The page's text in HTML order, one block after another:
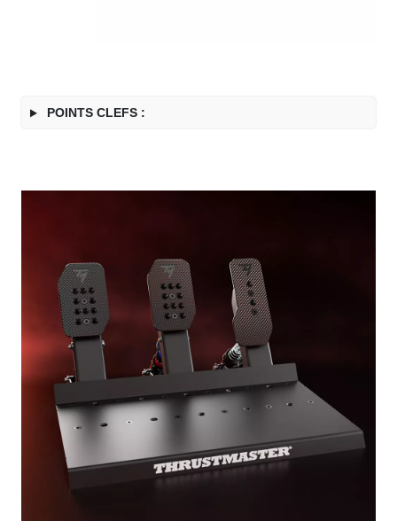
POINTS CLEFS :